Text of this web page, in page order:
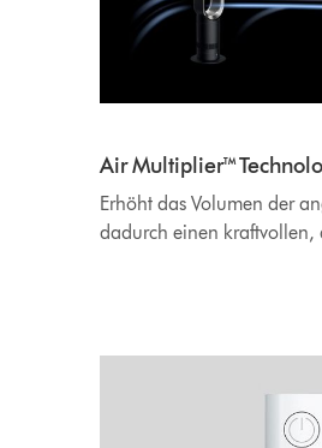
Air Multiplier™
Erhöht das Volumen der
dadurch einen kraftvollen,